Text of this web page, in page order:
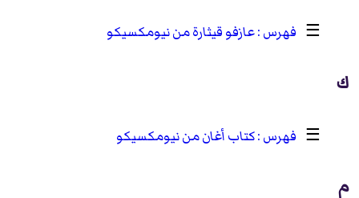
☰ عازفو قيثارة من نيومكسيكو
ك
☰ كتاب أغان من نيومكسيكو
م